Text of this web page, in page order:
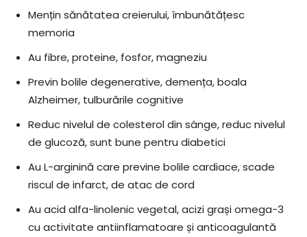
Mențin sănătatea creierului, îmbunătățesc
memoria
Au fibre, proteine, fosfor, magneziu
Previn bolile degenerative, demența, boala
Alzheimer, tulburările cognitive
Reduc nivelul de colesterol din sânge, reduc nivelul
de glucoză, sunt bune pentru diabetici
Au L-arginină care previne bolile cardiace, scade
riscul de infarct, de atac de cord
Au acid alfa-linolenic vegetal, acizi grași omega-3
cu activitate antiinflamatoare și anticoagulantă